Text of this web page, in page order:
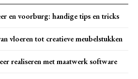
en voorburg: handige tips en tricks
vloeren tot creatieve meubelstukken
realiseren met maatwerk software